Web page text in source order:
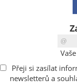
Přeji si zasílat
newsletterů a